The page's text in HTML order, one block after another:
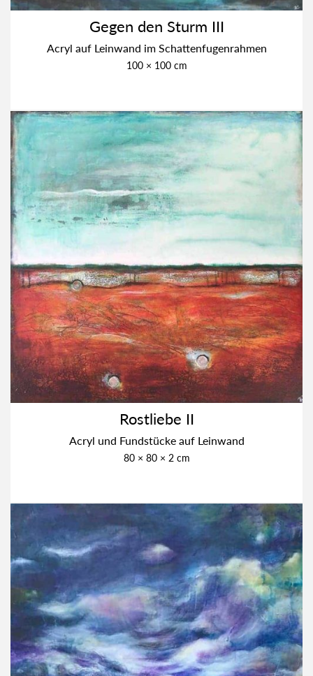
Gegen den Sturm III
Acryl auf Lein­wand im Schat­ten­fu­gen­rah­men
100 × 100 cm
Rost­lie­be II
Acryl und Fund­stü­cke auf Lein­wand
80 × 80 × 2 cm